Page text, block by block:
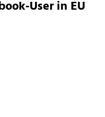
User in EU